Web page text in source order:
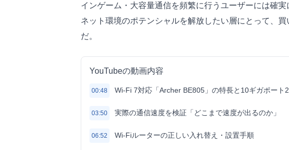
インゲーム・大容量通信を頻繁に行うユーザーには確
ネット環境のポテンシャルを解放したい層にとって、
だ。
YouTubeの動画内容
00:48 Wi-Fi 7対応「Archer BE805」の特長と10ギガポート
03:50 実際の通信速度を検証「どこまで速度が出るのか」
06:52 Wi-Fiルーターの正しい入れ替え・設置手順